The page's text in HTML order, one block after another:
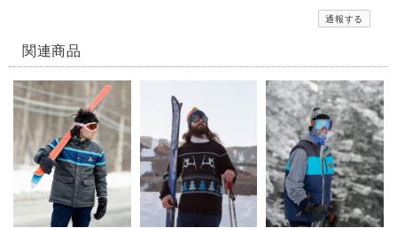
通報する
関連商品